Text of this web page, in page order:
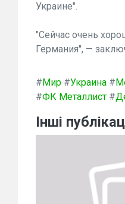
Украине".
"Сейчас очень
Германия", —
#Мир #Украина #
#ФК Металлист #
Інші